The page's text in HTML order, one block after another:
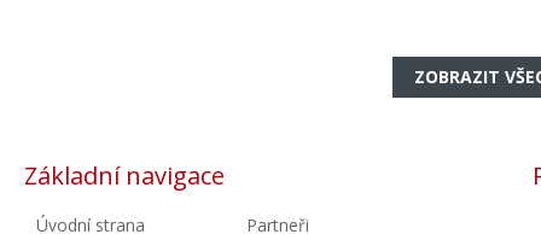
ZOBRAZIT
Základní navigace
Úvodní strana
Partneři